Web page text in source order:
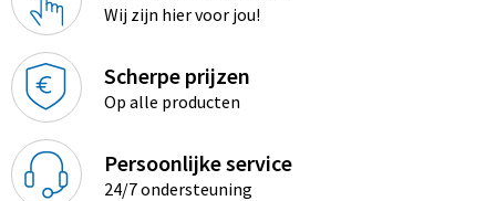
Wij zijn hier voor jou!
Scherpe prijzen
Op alle producten
Persoonlijke service
24/7 ondersteuning